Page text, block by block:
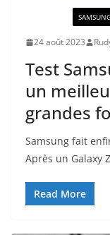
24 août 2023
Test
un
grandes
Samsung fait
Après un Galaxy
Read More